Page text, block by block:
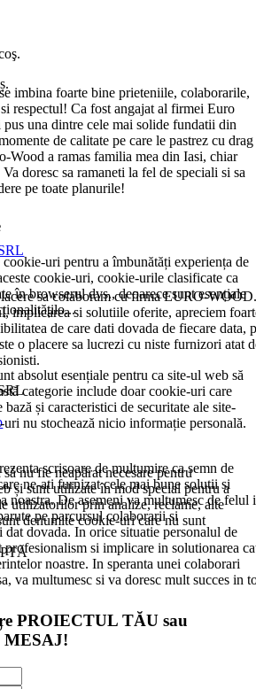
imbina foarte bine prieteniile, colaborarile,
respectul! Ca fost angajat al firmei Euro
una dintre cele mai solide fundatii din
de calitate pe care le pastrez cu drag
Wood a ramas familia mea din Iasi, chiar
doresc sa ramaneti la fel de speciali si sa
pe toate planurile!
sa colaboram cu firma EURO-
implicarea si solutiile oferite, apreciem
de care dati dovada de fiecare data,
o placere sa lucrezi cu niste furnizori atat
scrisoare de multumire ca semn de
ne-ati furnizat cele mai bune solutii si
noastra. De asemeni va multumesc de felul
pe parcursul colaborarii si
dat dovada. In orice situatie personalul de
profesionalism si implicare in solutionarea
noastre. In speranta unei colaborari
va multumesc si va doresc mult succes in
uri pentru a îmbunătăți experiența de
cookie-uri, cookie-urile clasificate ca
în browserul dvs., deoarece sunt esențiale
...
absolut esențiale pentru ca site-ul web să
categorie include doar cookie-uri care
și caracteristici de securitate ale site-
nu stochează nicio informație personală.
nu fie neapărat necesare pentru
și sunt utilizate în mod special pentru a
utilizatorilor prin analize, reclame, alte
denumite cookie-uri care nu sunt
PROIECTUL TĂU sau